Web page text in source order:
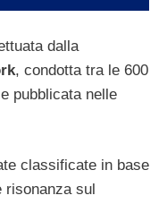
dalla
, condotta tra le 600
pubblicata nelle
classificate in base
sul